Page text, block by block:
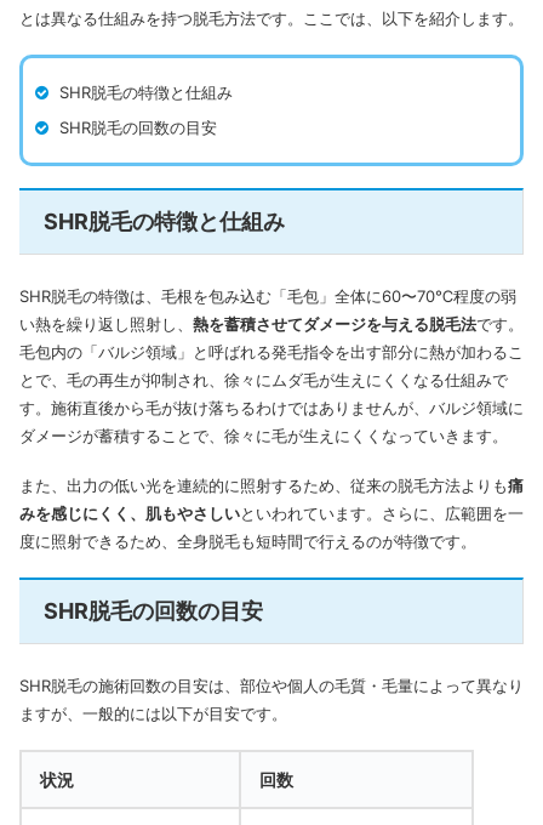
とは異なる仕組みを持つ脱毛方法です。ここでは、以下を紹介します。
SHR脱毛の特徴と仕組み
SHR脱毛の回数の目安
SHR脱毛の特徴と仕組み
SHR脱毛の特徴は、毛根を包み込む「毛包」全体に60〜70℃程度の弱
い熱を繰り返し照射し、 熱を蓄積させてダメージを与える脱毛法です。
毛包内の「バルジ領域」と呼ばれる発毛指令を出す部分に熱が加わるこ
とで、毛の再生が抑制され、徐々にムダ毛が生えにくくなる仕組みで
す。施術直後から毛が抜け落ちるわけではありませんが、バルジ領域に
ダメージが蓄積することで、徐々に毛が生えにくくなっていきます。
また、出力の低い光を連続的に照射するため、従来の脱毛方法よりも痛
みを感じにくく、肌もやさしいといわれています。さらに、広範囲を一
度に照射できるため、全身脱毛も短時間で行えるのが特徴です。
SHR脱毛の回数の目安
SHR脱毛の施術回数の目安は、部位や個人の毛質・毛量によって異なり
ますが、一般的には以下が目安です。
状況 回数